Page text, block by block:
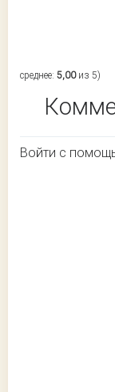
среднее: 5,00из 5)
Войти с